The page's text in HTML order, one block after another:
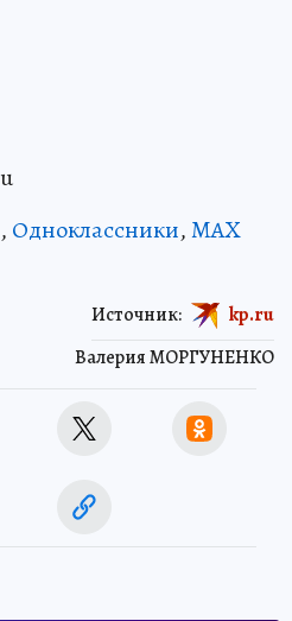
, Одноклассники,MAX
Валерия МОРГУНЕНКО
Источник: kp.ru